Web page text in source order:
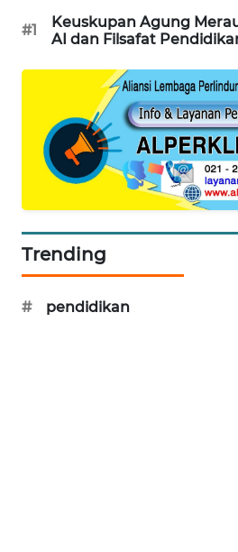
#1
Keuskupan Agung
AI dan Filsafat
Trending
# pendidikan
SITUNGIR
SIDIKALANG
NEWS
SIBARAGAS
METRO
SIANTAR
NEWS